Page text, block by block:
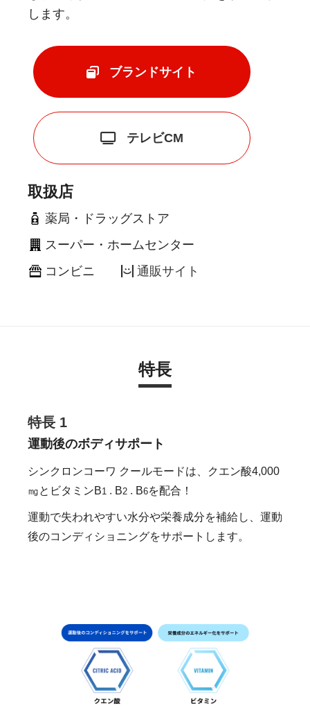
します。
ブランドサイト
テレビCM
取扱店
薬局・ドラッグストア
スーパー・ホームセンター
コンビニ
通販サイト
特長
特長 1
運動後のボディサポート
シンクロンコーワ クールモードは、クエン酸4,000
㎎とビタミンB1 ・ B2 ・ B6を配合！
運動で失われやすい水分や栄養成分を補給し、運動
後のコンディショニングをサポートします。